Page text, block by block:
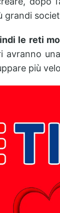
grandi
le reti
avranno
più